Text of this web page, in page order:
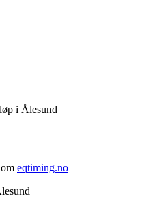
i Ålesund
eqtiming.no